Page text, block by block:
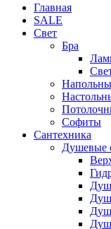
Главная
SALE
Свет
Бра
Софиты
Сантехника
Душевые